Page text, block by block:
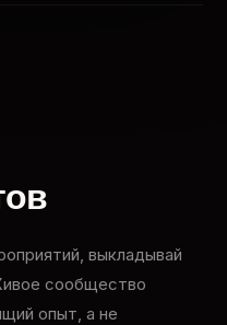
выкладывай
сообщество
опыт, а не